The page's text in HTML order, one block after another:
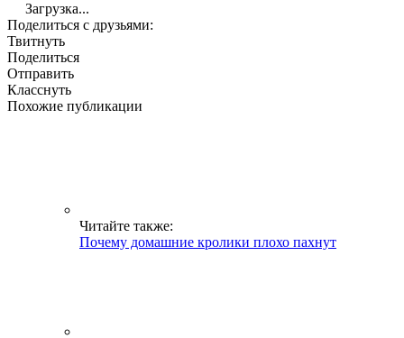
Загрузка...
Поделиться с друзьями:
Твитнуть
Поделиться
Отправить
Класснуть
Похожие публикации
Читайте также:
Почему домашние кролики плохо пахнут